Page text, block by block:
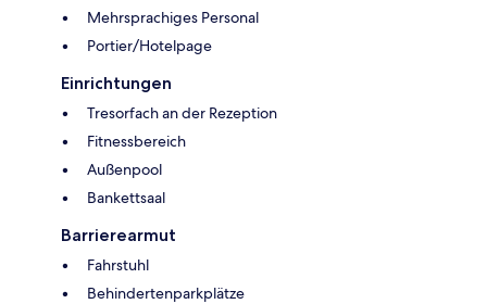
Mehrsprachiges Personal
Portier/Hotelpage
Einrichtungen
Tresorfach an der Rezeption
Fitnessbereich
Außenpool
Bankettsaal
Barrierearmut
Fahrstuhl
Behindertenparkplätze